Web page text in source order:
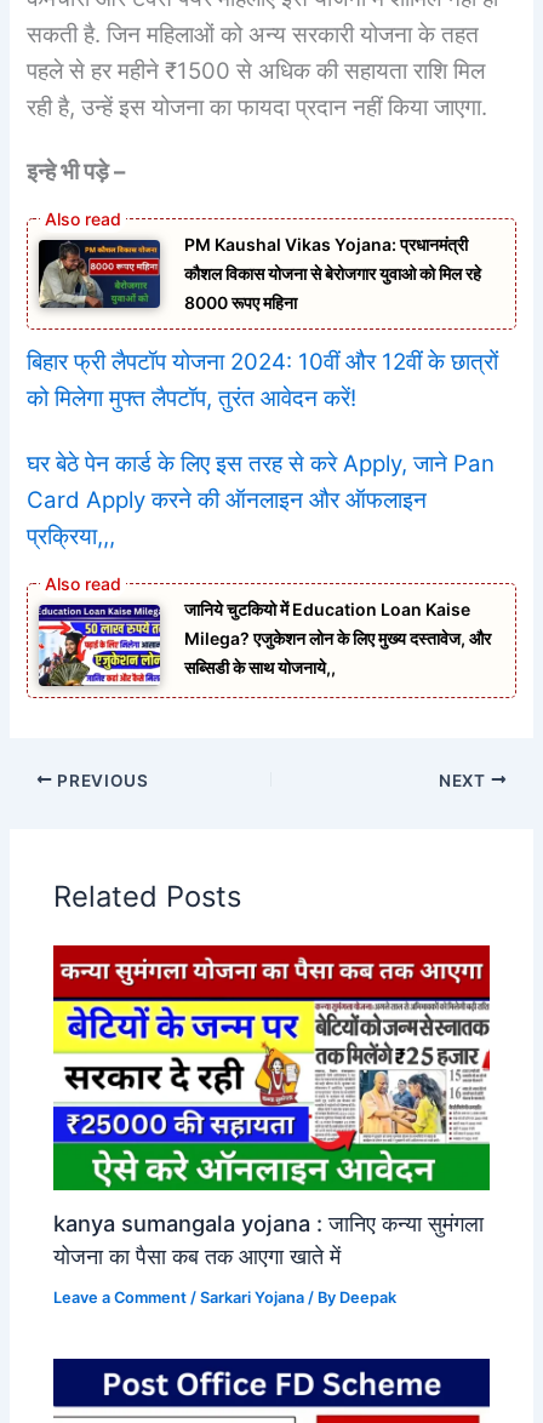
सकती है. जिन महिलाओं को अन्य सरकारी योजना के तहत
पहले से हर महीने ₹1500 से अधिक की सहायता राशि मिल
रही है, उन्हें इस योजना का फायदा प्रदान नहीं किया जाएगा.
इन्हे भी पड़े –
PM Kaushal Vikas Yojana: प्रधानमंत्री
कौशल विकास योजना से बेरोजगार युवाओ को मिल रहे
8000 रूपए महिना
बिहार फ्री लैपटॉप योजना 2024: 10वीं और 12वीं के छात्रों
को मिलेगा मुफ्त लैपटॉप, तुरंत आवेदन करें!
घर बेठे पेन कार्ड के लिए इस तरह से करे Apply, जाने Pan
Card Apply करने की ऑनलाइन और ऑफलाइन
प्रक्रिया,,,
जानिये चुटकियो में Education Loan Kaise
Milega? एजुकेशन लोन के लिए मुख्य दस्तावेज, और
सब्सिडी के साथ योजनाये,,
PREVIOUS NEXT
Related Posts
kanya sumangala yojana : जानिए कन्या सुमंगला
योजना का पैसा कब तक आएगा खाते में
Leave a Comment /Sarkari Yojana / By Deepak